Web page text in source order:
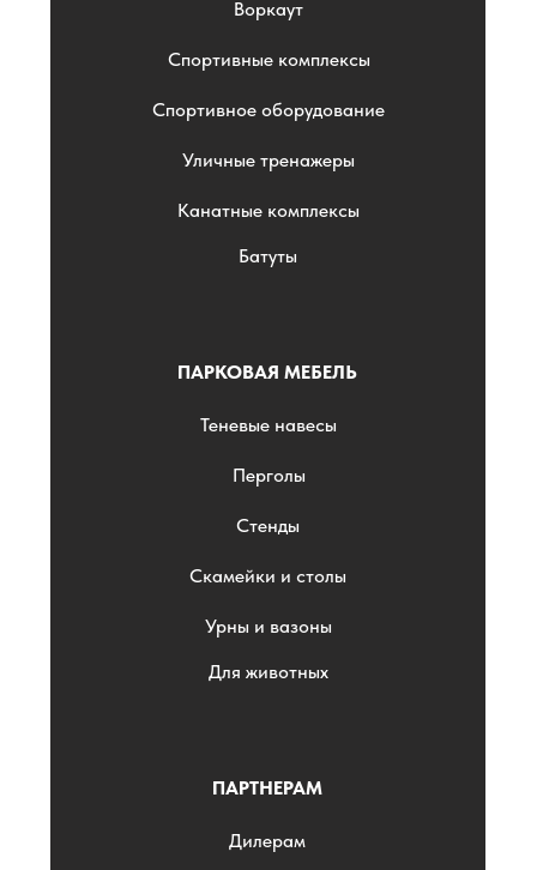
ПАРТНЕРАМ
Дилерам
Воркаут
Спортивные комплексы
Спортивное оборудование
Уличные тренажеры
Канатные комплексы
Батуты
ПАРКОВАЯ МЕБЕЛЬ
Теневые навесы
Перголы
Стенды
Скамейки и столы
Урны и вазоны
Для животных